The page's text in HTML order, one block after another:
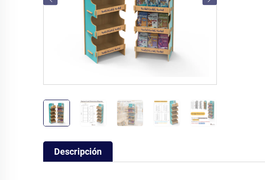
Descripción